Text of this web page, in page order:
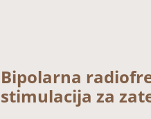
Bipolarna
stimulacija za